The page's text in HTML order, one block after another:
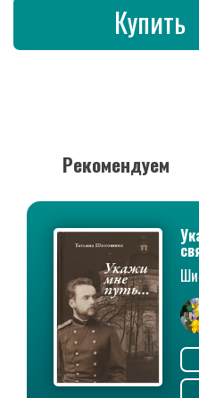
Купить
Рекомендуем